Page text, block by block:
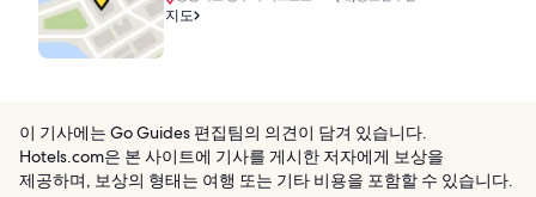
지도
이 기사에는 Go Guides 편집팀의 의견이 담겨 있습니다.
Hotels.com은 본 사이트에 기사를 게시한 저자에게 보상을
제공하며, 보상의 형태는 여행 또는 기타 비용을 포함할 수 있습니다.